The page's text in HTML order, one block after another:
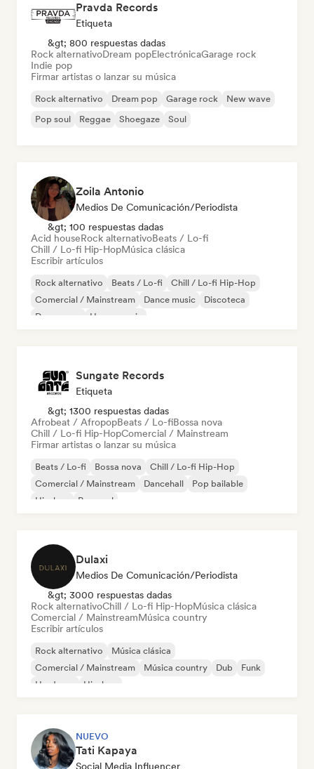
Pravda Records
Etiqueta
&gt; 800 respuestas dadas
Rock alternativoDream popElectrónicaGarage rock
Indie pop
Firmar artistas o lanzar su música
Rock alternativo Dream pop Garage rock
New wave
Pop soul
Reggae Shoegaze Soul
Zoila Antonio
Medios De Comunicación/Periodista
&gt; 100 respuestas dadas
Acid houseRock alternativoBeats / Lo-fi
Chill / Lo-fi Hip-HopMúsica clásica
Escribir artículos
Rock alternativo Beats / Lo-fi
Chill / Lo-fi Hip-Hop
Comercial / Mainstream
Dance music
Discoteca
Dream pop
House music
Sungate Records
Etiqueta
&gt; 1300 respuestas dadas
Afrobeat / AfropopBeats / Lo-fiBossa nova
Chill / Lo-fi Hip-HopComercial / Mainstream
Firmar artistas o lanzar su música
Beats / Lo-fi Bossa nova
Chill / Lo-fi Hip-Hop
Comercial / Mainstream
Dancehall
Pop bailable
Hip-hop
Pop soul
Dulaxi
Medios De Comunicación/Periodista
&gt; 3000 respuestas dadas
Rock alternativoChill / Lo-fi Hip-HopMúsica clásica
Comercial / MainstreamMúsica country
Escribir artículos
Rock alternativo
Música clásica
Comercial / Mainstream
Música country Dub
Funk
Hardcore
Hip-hop
NUEVO
Tati Kapaya
Social Media Influencer